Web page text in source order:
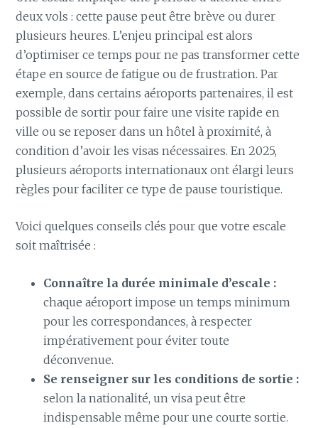
deux vols : cette pause peut être brève ou durer
plusieurs heures. L’enjeu principal est alors
d’optimiser ce temps pour ne pas transformer cette
étape en source de fatigue ou de frustration. Par
exemple, dans certains aéroports partenaires, il est
possible de sortir pour faire une visite rapide en
ville ou se reposer dans un hôtel à proximité, à
condition d’avoir les visas nécessaires. En 2025,
plusieurs aéroports internationaux ont élargi leurs
règles pour faciliter ce type de pause touristique.
Voici quelques conseils clés pour que votre escale
soit maîtrisée :
Connaître la durée minimale d’escale :
chaque aéroport impose un temps minimum
pour les correspondances, à respecter
impérativement pour éviter toute
déconvenue.
Se renseigner sur les conditions de sortie :
selon la nationalité, un visa peut être
indispensable même pour une courte sortie.